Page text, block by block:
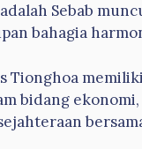
Sebab
bahagia
Tionghoa
bidang